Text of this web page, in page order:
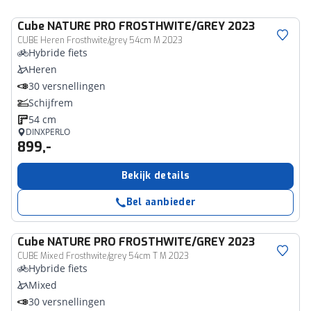
Cube NATURE PRO FROSTHWITE/GREY 2023
CUBE Heren Frosthwite/grey 54cm M 2023
Hybride fiets
Heren
30 versnellingen
Schijfrem
54 cm
DINXPERLO
899,-
Bekijk details
Bel aanbieder
Cube NATURE PRO FROSTHWITE/GREY 2023
CUBE Mixed Frosthwite/grey 54cm T M 2023
Hybride fiets
Mixed
30 versnellingen